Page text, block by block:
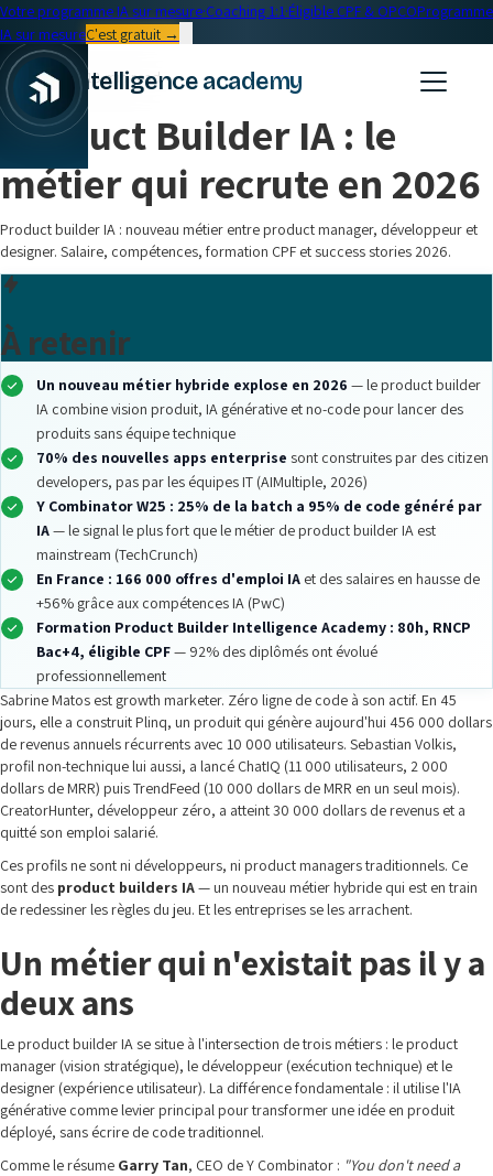
Votre programme IA sur mesure·Coaching 1:1·Éligible CPF & OPCOProgramme
IA sur mesureC'est gratuit →
intelligence academy
← Blog
Formation IA• 18 min read
Product Builder IA : le
métier qui recrute en 2026
Product builder IA : nouveau métier entre product manager, développeur et
designer. Salaire, compétences, formation CPF et success stories 2026.
À retenir
Un nouveau métier hybride explose en 2026 — le product builder
IA combine vision produit, IA générative et no-code pour lancer des
produits sans équipe technique
70% des nouvelles apps enterprise sont construites par des citizen
developers, pas par les équipes IT (AIMultiple, 2026)
Y Combinator W25 : 25% de la batch a 95% de code généré par
IA— le signal le plus fort que le métier de product builder IA est
mainstream (TechCrunch)
En France : 166 000 offres d'emploi IA et des salaires en hausse de
+56% grâce aux compétences IA (PwC)
Formation Product Builder Intelligence Academy : 80h, RNCP
Bac+4, éligible CPF— 92% des diplômés ont évolué
professionnellement
Sabrine Matos est growth marketer. Zéro ligne de code à son actif. En 45
jours, elle a construit Plinq, un produit qui génère aujourd'hui 456 000 dollars
de revenus annuels récurrents avec 10 000 utilisateurs. Sebastian Volkis,
profil non-technique lui aussi, a lancé ChatIQ (11 000 utilisateurs, 2 000
dollars de MRR) puis TrendFeed (10 000 dollars de MRR en un seul mois).
CreatorHunter, développeur zéro, a atteint 30 000 dollars de revenus et a
quitté son emploi salarié.
Ces profils ne sont ni développeurs, ni product managers traditionnels. Ce
sont des product builders IA— un nouveau métier hybride qui est en train
de redessiner les règles du jeu. Et les entreprises se les arrachent.
Un métier qui n'existait pas il y a
deux ans
Le product builder IA se situe à l'intersection de trois métiers : le product
manager (vision stratégique), le développeur (exécution technique) et le
designer (expérience utilisateur). La différence fondamentale : il utilise l'IA
générative comme levier principal pour transformer une idée en produit
déployé, sans écrire de code traditionnel.
Comme le résume Garry Tan, CEO de Y Combinator : "You don't need a